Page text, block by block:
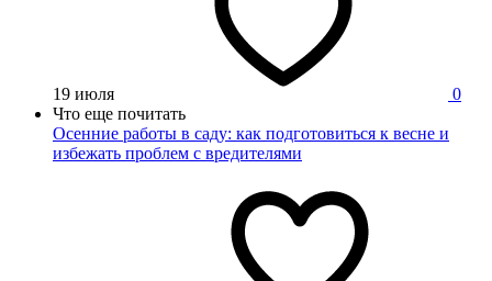
19 июля
0
Что еще почитать
Осенние работы в саду: как подготовиться к весне и
избежать проблем с вредителями